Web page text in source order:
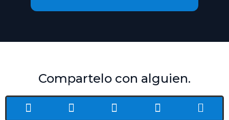
Compartelo con alguien.